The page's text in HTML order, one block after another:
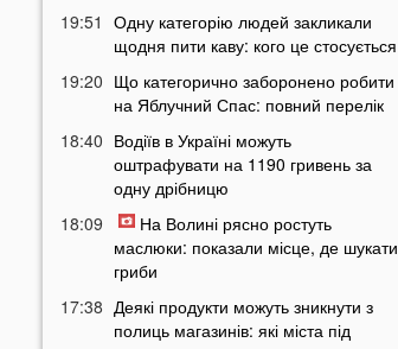
19:51
Одну категорію людей закликали
щодня пити каву: кого це стосується
19:20 Що категорично заборонено робити
на Яблучний Спас: повний перелік
18:40 Водіїв в Україні можуть
оштрафувати на 1190 гривень за
одну дрібницю
18:09
На Волині рясно ростуть
маслюки: показали місце, де шукати
гриби
17:38 Деякі продукти можуть зникнути з
полиць магазинів: які міста під